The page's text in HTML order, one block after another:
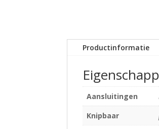
Productinformatie
Aansluitingen
Knipbaar